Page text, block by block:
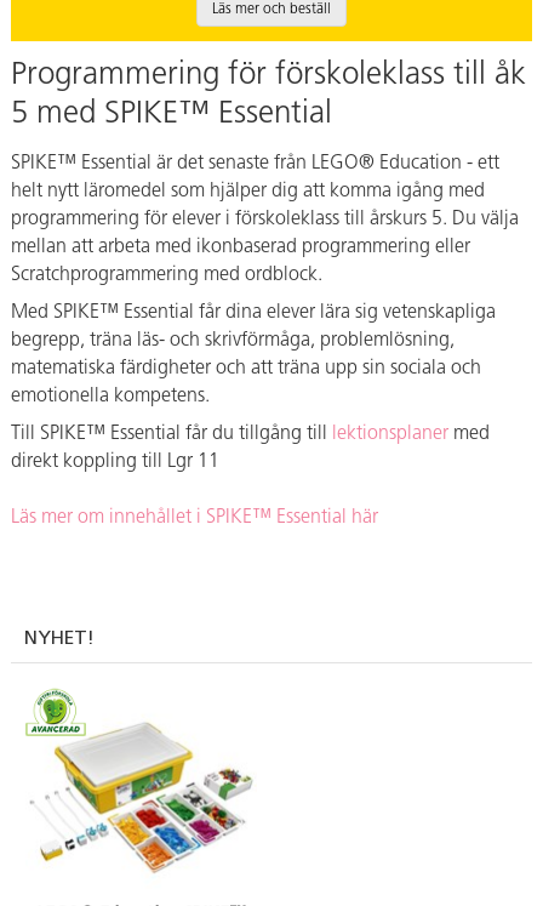
Läs mer och beställ
Programmering för förskoleklass till åk
5 med SPIKE™ Essential
SPIKE™ Essential är det senaste från LEGO® Education - ett
helt nytt läromedel som hjälper dig att komma igång med
programmering för elever i förskoleklass till årskurs 5. Du välja
mellan att arbeta med ikonbaserad programmering eller
Scratchprogrammering med ordblock.
Med SPIKE™ Essential får dina elever lära sig vetenskapliga
begrepp, träna läs- och skrivförmåga, problemlösning,
matematiska färdigheter och att träna upp sin sociala och
emotionella kompetens.
Till SPIKE™ Essential får du tillgång till
lektionsplaner med
direkt koppling till Lgr 11
Läs mer om innehållet i SPIKE™ Essential här
NYHET!